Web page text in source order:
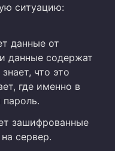
ситуацию:
данные от
данные содержат
что это
где именно в
пароль.
зашифрованные
сервер.